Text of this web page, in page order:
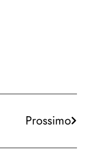
Prossimo